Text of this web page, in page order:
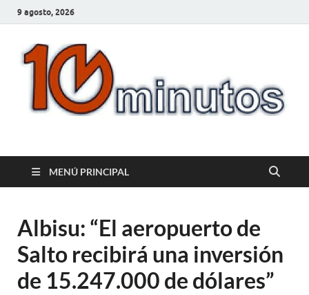
9 agosto, 2026
10minutos.com.uy
MENÚ PRINCIPAL
Albisu: “El aeropuerto de
Salto recibirá una inversión
de 15.247.000 de dólares”